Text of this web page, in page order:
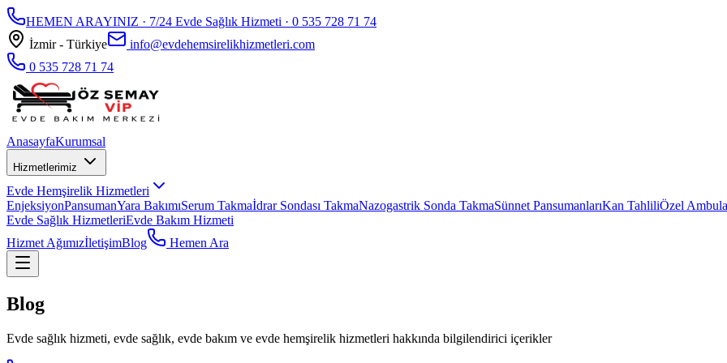
HEMEN ARAYINIZ · 7/24 Evde Sağlık Hizmeti · 0 535 728 71 74
İzmir - Türkiye
info@evdehemsirelikhizmetleri.com
0 535 728 71 74
AnasayfaKurumsal
Hizmetlerimiz
Evde Hemşirelik Hizmetleri
EnjeksiyonPansumanYara BakımıSerum Takmaİdrar Sondası TakmaNazogastrik Sonda TakmaSünnet PansumanlarıKan TahliliÖzel
Evde Sağlık HizmetleriEvde Bakım Hizmeti
Hizmet AğımızİletişimBlog Hemen Ara
Blog
Evde sağlık hizmeti, evde sağlık, evde bakım ve evde hemşirelik hizmetleri hakkında bilgilendirici içerikler